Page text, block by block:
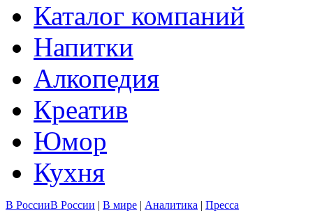
Каталог компаний
Напитки
Алкопедия
Креатив
Юмор
Кухня
В РоссииВ России | В мире | Аналитика | Пресса